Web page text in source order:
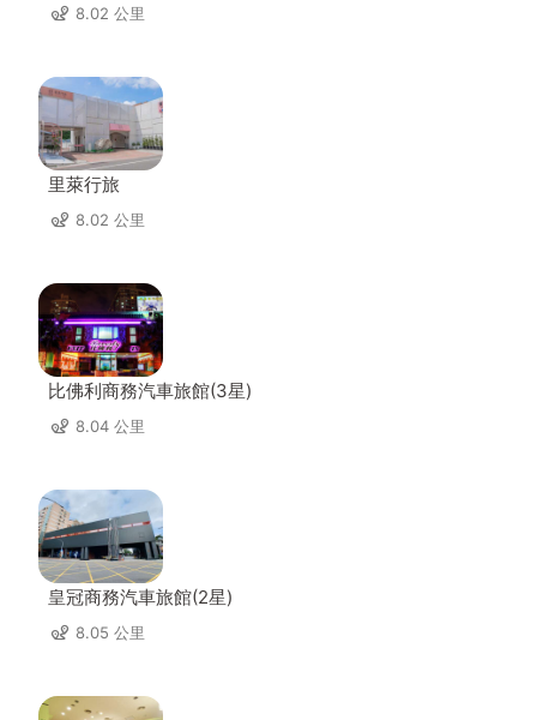
8.02 公里
里萊行旅
8.02 公里
比佛利商務汽車旅館(3星)
8.04 公里
皇冠商務汽車旅館(2星)
8.05 公里